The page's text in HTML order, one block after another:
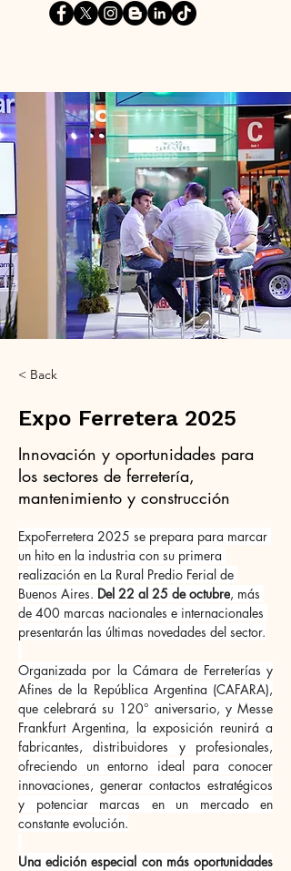
< Back
Expo Ferretera 2025
Innovación y oportunidades para
los sectores de ferretería,
mantenimiento y construcción
ExpoFerretera 2025 se prepara para marcar
un hito en la industria con su primera
realización en La Rural Predio Ferial de
Buenos Aires. Del 22 al 25 de octubre, más
de 400 marcas nacionales e internacionales
presentarán las últimas novedades del sector.
Organizada por la Cámara de Ferreterías y
Afines de la República Argentina (CAFARA),
que celebrará su 120° aniversario, y Messe
Frankfurt Argentina, la exposición reunirá a
fabricantes, distribuidores y profesionales,
ofreciendo un entorno ideal para conocer
innovaciones, generar contactos estratégicos
y potenciar marcas en un mercado en
constante evolución.
Una edición especial con más oportunidades